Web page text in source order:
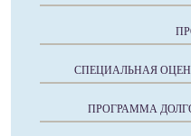
СПЕЦИАЛЬНАЯ
ПРОГРАММА